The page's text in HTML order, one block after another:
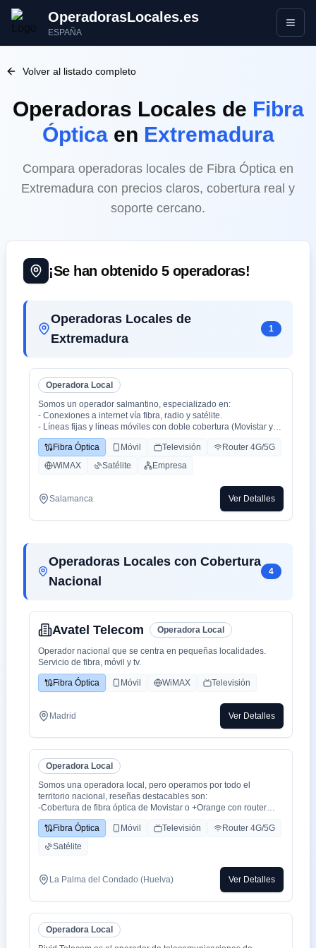
OperadorasLocales.es
ESPAÑA Abrir
Volver al listado completo
Operadoras Locales de Fibra
Ópticaen Extremadura
Compara operadoras locales de Fibra Óptica en
Extremadura con precios claros, cobertura real y
soporte cercano.
¡Se han obtenido 5operadoras!
Operadoras Locales de
Extremadura
1
Operadora Local
Somos un operador salmantino, especializado en:
- Conexiones a internet vía fibra, radio y satélite.
- Líneas fijas y líneas móviles con doble cobertura (Movistar y
Orange).
- Centralitas físicas y virtuales.
- Ciberseguridad.
- Inteligencia Artificial aplicada (en proceso).
Fibra Óptica Móvil Televisión
Router 4G/5G
WiMAX
Satélite Empresa
Salamanca Ver Detalles
Operadoras Locales con Cobertura
Nacional
4
Avatel Telecom Operadora Local
Operador nacional que se centra en pequeñas localidades.
Servicio de fibra, móvil y tv.
Fibra Óptica Móvil WiMAX Televisión
Madrid Ver Detalles
Operadora Local
Somos una operadora local, pero operamos por todo el
territorio nacional, reseñas destacables son:
-Cobertura de fibra óptica de Movistar o +Orange con router
WiFi 6.
-Cobertura movil con triple cobertura Orange, Yoigo y Movistar
-TV con todo el deporte o con toda la plataformas de cine y
series como Netflix, HBO, Amazon Prime, Apple TV, Disney+
-También somos colaboradores con alarmas de la marca ADT
con la mayor red de alarma de Europa.
cliente es humana y rapidez en solución de problemas que es
lo que está falta la sociedad.
Fibra Óptica Móvil Televisión
Router 4G/5G
Satélite
La Palma del Condado (Huelva) Ver Detalles
Operadora Local